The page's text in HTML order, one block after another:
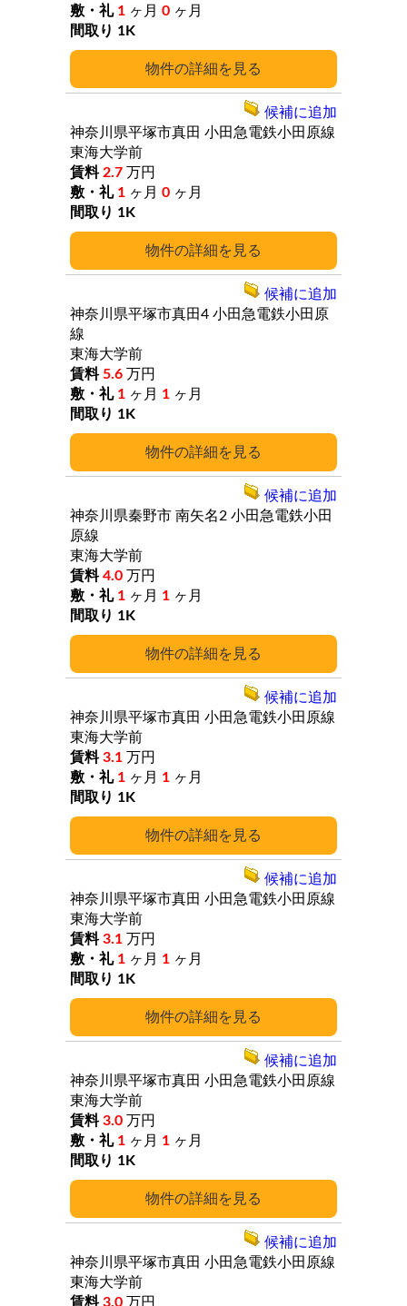
詳細
1 ヶ月 0 ヶ月
1K
詳細
神奈川県平塚市真田 小田急電鉄小田原線
東海大学前
2.7 万円
1 ヶ月 0 ヶ月
1K
候補に追加
詳細
神奈川県平塚市真田4 小田急電鉄小田原
線
東海大学前
5.6 万円
1 ヶ月 1 ヶ月
1K
候補に追加
詳細
神奈川県秦野市 南矢名2 小田急電鉄小田
原線
東海大学前
4.0 万円
1 ヶ月 1 ヶ月
1K
候補に追加
詳細
神奈川県平塚市真田 小田急電鉄小田原線
東海大学前
3.1 万円
1 ヶ月 1 ヶ月
1K
候補に追加
詳細
神奈川県平塚市真田 小田急電鉄小田原線
東海大学前
3.1 万円
1 ヶ月 1 ヶ月
1K
候補に追加
詳細
神奈川県平塚市真田 小田急電鉄小田原線
東海大学前
3.0 万円
1 ヶ月 1 ヶ月
1K
候補に追加
神奈川県平塚市真田 小田急電鉄小田原線
東海大学前
3.0 万円
候補に追加